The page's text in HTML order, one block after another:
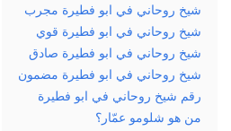
شيخ روحاني في ابو فطيرة مجرب
شيخ روحاني في ابو فطيرة قوي
شيخ روحاني في ابو فطيرة صادق
شيخ روحاني في ابو فطيرة مضمون
رقم شيخ روحاني في ابو فطيرة
من هو شلومو عمّار؟